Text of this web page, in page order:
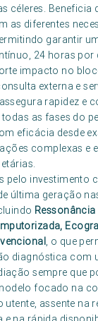
céleres. Beneficia
as diferentes
garantir
24 horas por
impacto no
externa e
rapidez e
as fases do
eficácia desde
complexas e
pelo investimento
última geração
, o que
diagnóstica com
sempre que
focado na
utente, assente na